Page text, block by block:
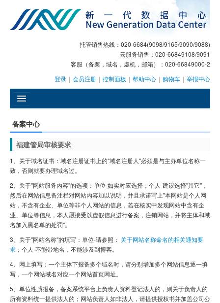
托管销售热线：020-6684(9098/9165/9090/9088)
云服务销售：020-66849108/9091
客服（备案，域名，虚机，邮箱）：020-66849000-2
登录 | 会员注册 | 控制面板 | 帮助中心 | 购物车 | 举报中心
GEO
大模型服务
主机托管
域名注册
虚拟主机
企业邮箱
SSL证书
云主机
备案中心
福建管局审核要求
1、关于域名证书：域名注册证书上的"域名注册人"必须是与主办单位名称一
致，否则就要办理域名过。
2、关于"网站服务内容"的选项：单位-如实对应选择；个人-建议选择"其它"，
然后在网站信息备注栏对网站内容加以说明，并且承诺写上"本网站是个人网
站，不含有企业、单位等非个人网站的信息，若在核实中发现网站中含有企
业、单位等信息，本人愿接受以虚假信息进行备案，注销网站，并将主体和域
名加入黑名单的处罚"。
3、关于"网站名称"的填写：单位-请参照： 关于网站名称命名的相关通知要
求 ；个人-不能带地名，不能涉及到博客。
4、网上填写：一个主体下报备多个域名时，请分别增加多个网站信息逐一填
写，一个网站域名对应一个网站首页网址。
5、单位性质报备，备案系统平台上负责人资料登记法人的，则关于负责人的
所有资料统一提供法人的；网站负责人如非法人，请提供授权书并加盖公司公